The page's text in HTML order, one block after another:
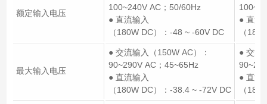
额定输入电压
100~240V AC；50/60Hz
● 直流输入
（180W DC）：-48 ~ -60V DC
● 直流
（
最大输入电压
● 交流输入（150W AC）：
90~290V AC；45~65Hz
● 直流输入
（180W DC）：-38.4 ~ -72V DC
● 交流
● 直流
（